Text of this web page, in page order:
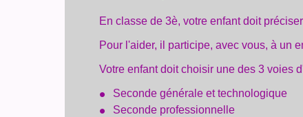
En classe de 3è, votre enfant doit
Pour l'aider, il participe, avec vous, à un
Votre enfant doit choisir une des 3 voies
Seconde générale et technologique
Seconde professionnelle